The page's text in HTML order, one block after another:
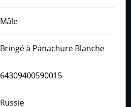
Mâle
Bringé à Panachure Blanche
64309400590015
Russie